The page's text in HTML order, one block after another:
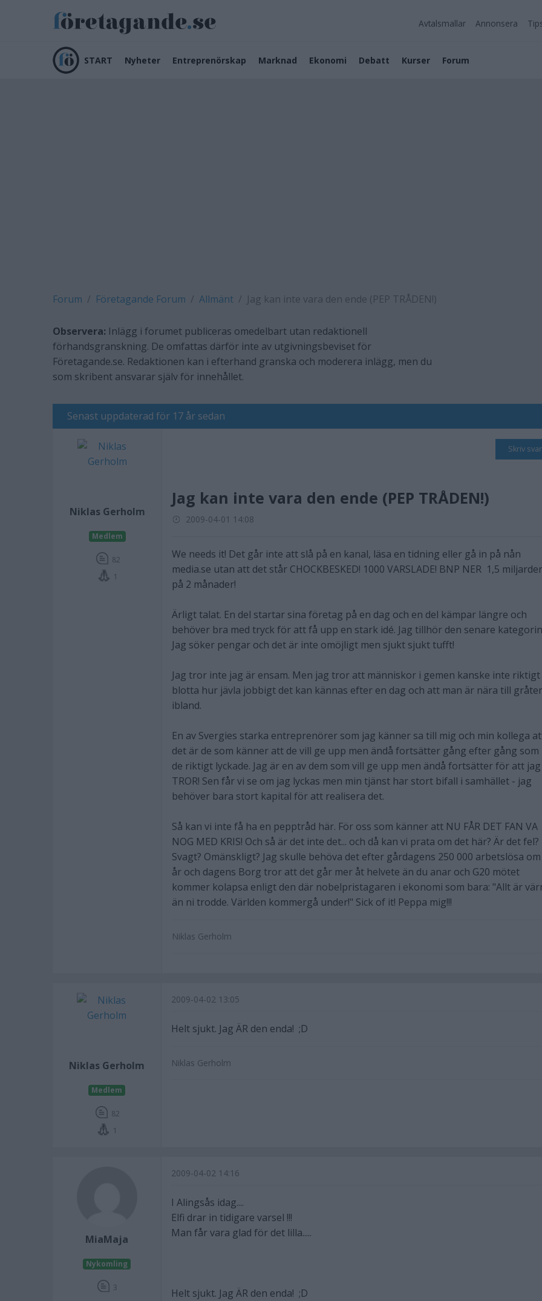
Avtalsmallar Annonsera
START Nyheter Entreprenörskap Marknad Ekonomi Debatt Kurser Forum
Forum Företagande Forum Allmänt Jag kan inte vara den ende (PEP TRÅDEN!)
Observera: Inlägg i forumet publiceras omedelbart utan redaktionell
förhandsgranskning. De omfattas därför inte av utgivningsbeviset för
Företagande.se. Redaktionen kan i efterhand granska och moderera inlägg, men du
som skribent ansvarar själv för innehållet.
Senast uppdaterad för 17 år sedan
Niklas Gerholm
Medlem
82
1
Skriv svar
Jag kan inte vara den ende (PEP TRÅDEN!)
2009-04-01 14:08
We needs it! Det går inte att slå på en kanal, läsa en tidning eller gå in på nån
media.se utan att det står CHOCKBESKED! 1000 VARSLADE! BNP NER 1,5
på 2 månader!
Ärligt talat. En del startar sina företag på en dag och en del kämpar längre och
behöver bra med tryck för att få upp en stark idé. Jag tillhör den senare
Jag söker pengar och det är inte omöjligt men sjukt sjukt tufft!
Jag tror inte jag är ensam. Men jag tror att människor i gemen kanske inte riktigt
blotta hur jävla jobbigt det kan kännas efter en dag och att man är nära till
ibland.
En av Svergies starka entreprenörer som jag känner sa till mig och min kollega
det är de som känner att de vill ge upp men ändå fortsätter gång efter gång
de riktigt lyckade. Jag är en av dem som vill ge upp men ändå fortsätter för att jag
TROR! Sen får vi se om jag lyckas men min tjänst har stort bifall i samhället - jag
behöver bara stort kapital för att realisera det.
Så kan vi inte få ha en pepptråd här. För oss som känner att NU FÅR DET FAN VA
NOG MED KRIS! Och så är det inte det... och då kan vi prata om det här? Är det fel?
Svagt? Omänskligt? Jag skulle behöva det efter gårdagens 250 000 arbetslösa
år och dagens Borg tror att det går mer åt helvete än du anar och G20 mötet
kommer kolapsa enligt den där nobelpristagaren i ekonomi som bara: "Allt är
än ni trodde. Världen kommergå under!" Sick of it! Peppa mig!!!
Niklas Gerholm
Niklas Gerholm
Medlem
82
1
2009-04-02 13:05
Helt sjukt. Jag ÄR den enda! ;D
Niklas Gerholm
MiaMaja
Nykomling
3
2009-04-02 14:16
I Alingsås idag....
Elfi drar in tidigare varsel !!!
Man får vara glad för det lilla.....
Helt sjukt. Jag ÄR den enda! ;D